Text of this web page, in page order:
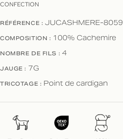
CONFECTION
RÉFÉRENCE : JUCASHMERE-8059
COMPOSITION : 100% Cachemire
NOMBRE DE FILS : 4
JAUGE : 7G
TRICOTAGE : Point de cardigan